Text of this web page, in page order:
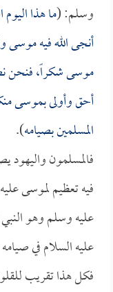
وسلم: (ما هذا
أنجى الله فيه
موسى شكراً، فنحن
أحق وأولى بموسى
المسلمين بصيامه).
فالمسلمون واليهود
فيه تعظيم لموسى
عليه وسلم وهو
عليه السلام في
فكل هذا تقريب